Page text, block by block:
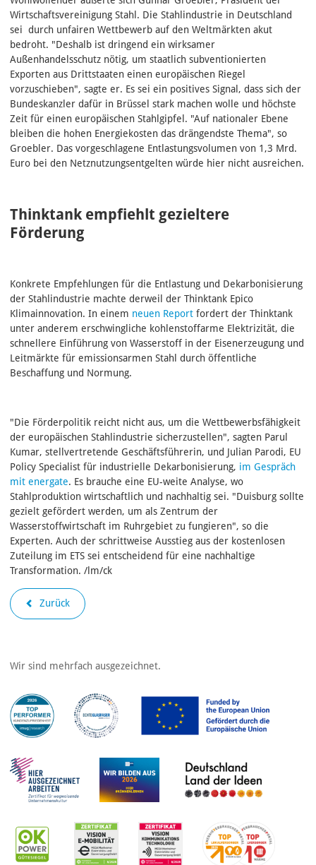
Wirtschaftsvereinigung Stahl. Die Stahlindustrie in Deutschland
sei durch unfairen Wettbewerb auf den Weltmärkten akut
bedroht. "Deshalb ist dringend ein wirksamer
Außenhandelsschutz nötig, um staatlich subventionierten
Exporten aus Drittstaaten einen europäischen Riegel
vorzuschieben", sagte er. Es sei ein positives Signal, dass sich der
Bundeskanzler dafür in Brüssel stark machen wolle und höchste
Zeit für einen europäischen Stahlgipfel. "Auf nationaler Ebene
bleiben die hohen Energiekosten das drängendste Thema", so
Groebler. Das vorgeschlagene Entlastungsvolumen von 1,3 Mrd.
Euro bei den Netznutzungsentgelten würde hier nicht ausreichen.
Thinktank empfiehlt gezieltere
Förderung
Konkrete Empfehlungen für die Entlastung und Dekarbonisierung
der Stahlindustrie machte derweil der Thinktank Epico
Klimainnovation. In einem neuen Report fordert der Thinktank
unter anderem erschwingliche kohlenstoffarme Elektrizität, die
schnellere Einführung von Wasserstoff in der Eisenerzeugung und
Leitmärkte für emissionsarmen Stahl durch öffentliche
Beschaffung und Normung.
"Die Förderpolitik reicht nicht aus, um die Wettbewerbsfähigkeit
der europäischen Stahlindustrie sicherzustellen", sagten Parul
Kumar, stellvertretende Geschäftsführerin, und Julian Parodi, EU
Policy Specialist für industrielle Dekarbonisierung, im Gespräch
mit energate. Es brauche eine EU-weite Analyse, wo
Stahlproduktion wirtschaftlich und nachhaltig sei. "Duisburg sollte
gezielt gefördert werden, um als Zentrum der
Wasserstoffwirtschaft im Ruhrgebiet zu fungieren", so die
Experten. Auch der schrittweise Ausstieg aus der kostenlosen
Zuteilung im ETS sei entscheidend für eine nachhaltige
Transformation. /lm/ck
Zurück
Wir sind mehrfach ausgezeichnet.